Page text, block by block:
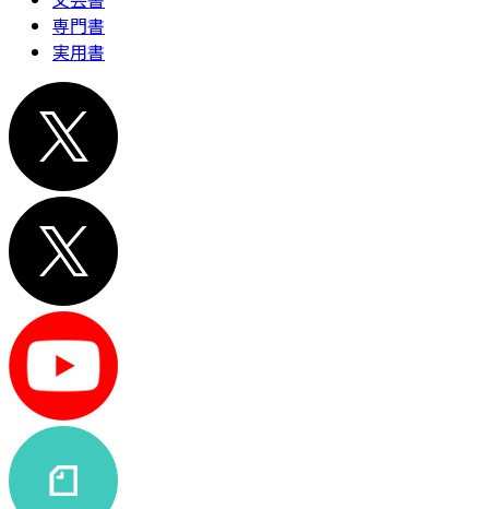
専門書
実用書